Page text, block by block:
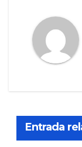
Entrada